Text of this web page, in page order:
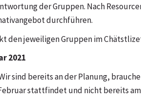
der Gruppen. Nach
durchführen.
den jeweiligen Gruppen im
2021
sind bereits an der Planung,
stattfindet und nicht bereits am